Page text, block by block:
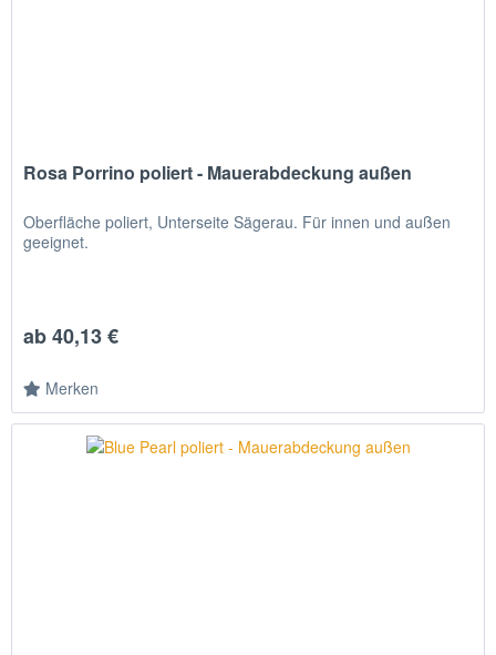
Rosa Porrino poliert - Mauerabdeckung außen
Oberfläche poliert, Unterseite Sägerau. Für innen und außen
geeignet.
ab 40,13 €
Merken